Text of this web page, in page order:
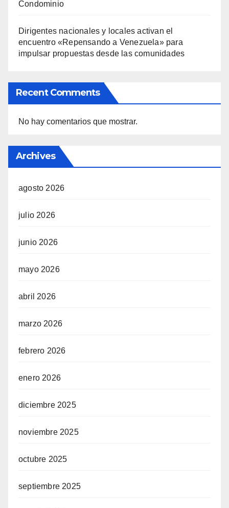
Condominio
Dirigentes nacionales y locales activan el
encuentro «Repensando a Venezuela» para
impulsar propuestas desde las comunidades
Recent Comments
No hay comentarios que mostrar.
Archives
agosto 2026
julio 2026
junio 2026
mayo 2026
abril 2026
marzo 2026
febrero 2026
enero 2026
diciembre 2025
noviembre 2025
octubre 2025
septiembre 2025